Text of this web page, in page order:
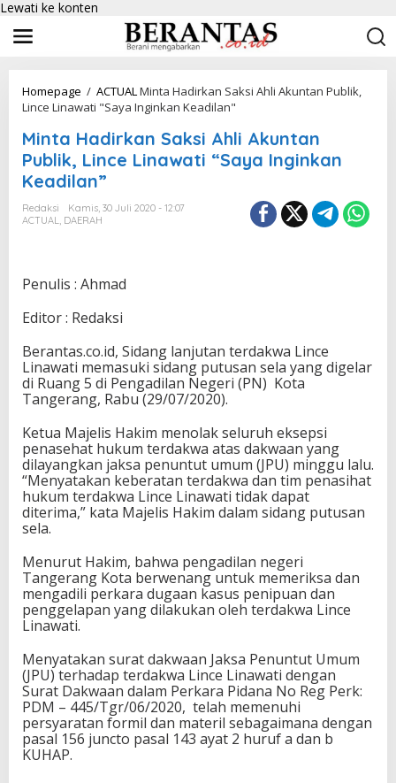
Lewati ke konten
Homepage / ACTUALMinta Hadirkan Saksi Ahli Akuntan Publik,
Lince Linawati "Saya Inginkan Keadilan"
Minta Hadirkan Saksi Ahli Akuntan
Publik, Lince Linawati “Saya Inginkan
Keadilan”
Redaksi
Kamis, 30 Juli 2020 - 12:07
ACTUAL, DAERAH
Penulis : Ahmad
Editor : Redaksi
Berantas.co.id, Sidang lanjutan terdakwa Lince
Linawati memasuki sidang putusan sela yang digelar
di Ruang 5 di Pengadilan Negeri (PN) Kota
Tangerang, Rabu (29/07/2020).
Ketua Majelis Hakim menolak seluruh eksepsi
penasehat hukum terdakwa atas dakwaan yang
dilayangkan jaksa penuntut umum (JPU) minggu lalu.
“Menyatakan keberatan terdakwa dan tim penasihat
hukum terdakwa Lince Linawati tidak dapat
diterima,” kata Majelis Hakim dalam sidang putusan
sela.
Menurut Hakim, bahwa pengadilan negeri
Tangerang Kota berwenang untuk memeriksa dan
mengadili perkara dugaan kasus penipuan dan
penggelapan yang dilakukan oleh terdakwa Lince
Linawati.
Menyatakan surat dakwaan Jaksa Penuntut Umum
(JPU) terhadap terdakwa Lince Linawati dengan
Surat Dakwaan dalam Perkara Pidana No Reg Perk:
PDM – 445/Tgr/06/2020, telah memenuhi
persyaratan formil dan materil sebagaimana dengan
pasal 156 juncto pasal 143 ayat 2 huruf a dan b
KUHAP.